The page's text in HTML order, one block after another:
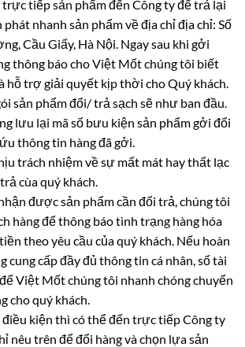
trực tiếp sản phẩm đến Công ty để trả lại
phát nhanh sản phẩm về địa chỉ địa chỉ: Số
Cầu Giấy, Hà Nội. Ngay sau khi gởi
thông báo cho Việt Mốt chúng tôi biết
hỗ trợ giải quyết kịp thời cho Quý khách.
sản phẩm đổi/ trả sạch sẽ như ban đầu.
lưu lại mã số bưu kiện sản phẩm gởi đổi
thông tin hàng đã gởi.
trách nhiệm về sự mất mát hay thất lạc
cùa quý khách.
được sản phẩm cần đổi trả, chúng tôi
hàng để thông báo tình trạng hàng hóa
theo yêu cầu của quý khách. Nếu hoàn
cung cấp đầy đủ thông tin cá nhân, số tài
Việt Mốt chúng tôi nhanh chóng chuyển
cho quý khách.
điều kiện thì có thể đến trực tiếp Công ty
nêu trên để đổi hàng và chọn lựa sản